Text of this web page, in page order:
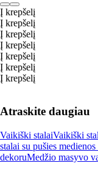
Į krepšelį
Į krepšelį
Į krepšelį
Į krepšelį
Į krepšelį
Į krepšelį
Į krepšelį
Atraskite daugiau
Vaikiški stalaiVaikiški
stalai su pušies
dekoruMedžio masyvo